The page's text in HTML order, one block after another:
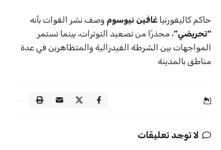
حاكم كاليفورنيا غافين نيوسوم وصف نشر القوات بأنه
“تحريضي”، محذرًا من تصعيد التوترات، بينما تستمر
المواجهات بين الشرطة الفيدرالية والمتظاهرين في عدة
مناطق بالمدينة
لا توجد تعليقات